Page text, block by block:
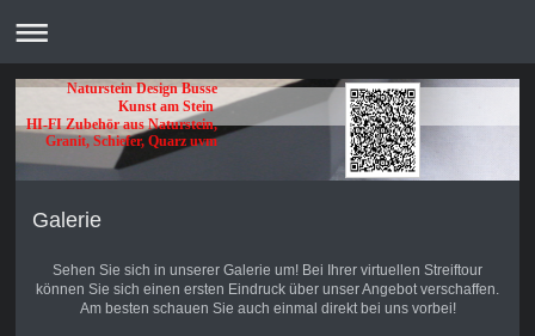
Naturstein Design Busse
Kunst am Stein
HI-FI Zubehör aus Naturstein,
Granit, Schiefer, Quarz uvm
Galerie
Sehen Sie sich in unserer Galerie um! Bei Ihrer virtuellen Streiftour
können Sie sich einen ersten Eindruck über unser Angebot verschaffen.
Am besten schauen Sie auch einmal direkt bei uns vorbei!